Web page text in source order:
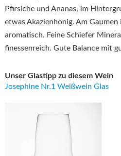
Pfirsiche und Ananas, im
etwas Akazienhonig. Am
aromatisch. Feine Schiefer
finessenreich. Gute Balance mit
Unser Glastipp zu diesem Wein
Josephine Nr.1 Weißwein Glas